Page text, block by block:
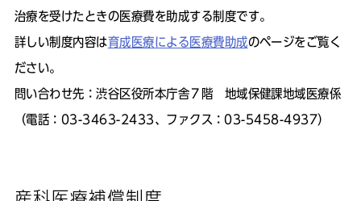
治療を受けたときの医療費を助成する制度です。
詳しい制度内容は育成医療による医療費助成のページをご覧く
ださい。
問い合わせ先：渋谷区役所本庁舎７階 地域保健課地域医療係
（電話：03-3463-2433、ファクス：03-5458-4937）